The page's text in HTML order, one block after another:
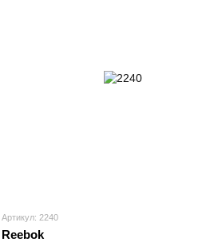
Артикул: 2240
Reebok